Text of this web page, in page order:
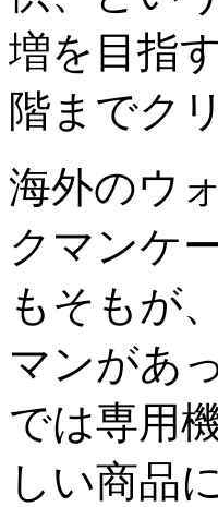
増を目指
階までク
海外のウ
クマンケ
もそもが
マンがあ
では専用
しい商品